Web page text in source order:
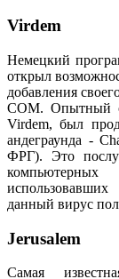
Virdem
Немецкий
открыл
добавления
COM. Опытный
Virdem, был
андеграунда -
ФРГ). Это
данный вирус
Jerusalem
Самая